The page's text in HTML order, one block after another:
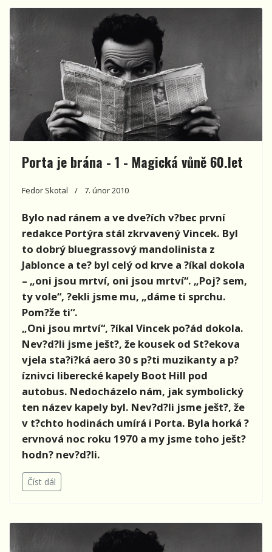
Porta je brána - 1 - Magická vůně 60.let
Fedor Skotal 7. únor 2010
Bylo nad ránem a ve dve?ích v?bec první
redakce Portýra stál zkrvavený Vincek. Byl
to dobrý bluegrassový mandolinista z
Jablonce a te? byl celý od krve a ?íkal dokola
– „oni jsou mrtví, oni jsou mrtví“. „Poj? sem,
ty vole“, ?ekli jsme mu, „dáme ti sprchu.
Pom?že ti“.
„Oni jsou mrtví“, ?íkal Vincek po?ád dokola.
Nev?d?li jsme ješt?, že kousek od St?ekova
vjela sta?i?ká aero 30 s p?ti muzikanty a p?
íznivci liberecké kapely Boot Hill pod
autobus. Nedocházelo nám, jak symbolický
ten název kapely byl. Nev?d?li jsme ješt?, že
v t?chto hodinách umírá i Porta. Byla horká ?
ervnová noc roku 1970 a my jsme toho ješt?
hodn? nev?d?li.
Číst dál